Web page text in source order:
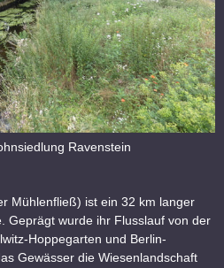
Ravenstein
Mühlenfließ) ist ein 32 km langer
Geprägt wurde ihr Flusslauf von der
Hoppegarten und Berlin-
Gewässer die Wiesenlandschaft